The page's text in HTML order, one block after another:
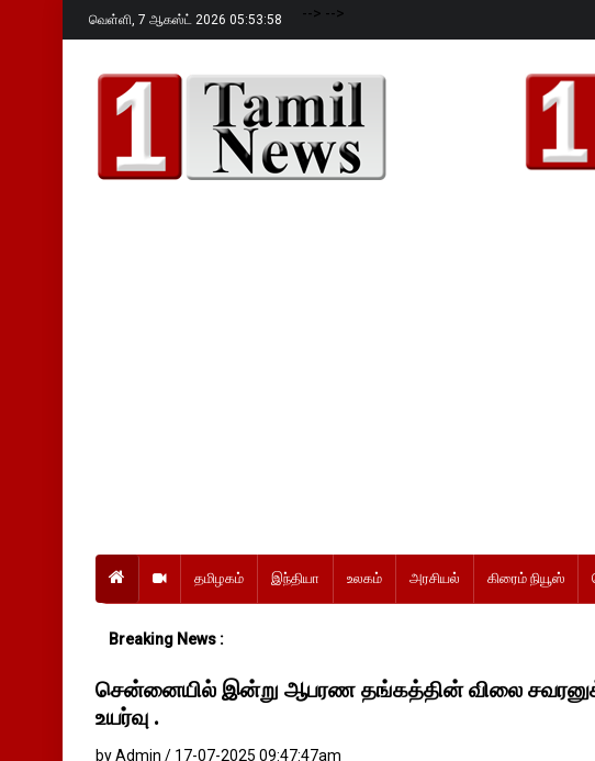
வெள்ளி, 7 ஆகஸ்ட் 2026 05:53:59 --> -->
தமிழகம் இந்தியா உலகம் அரசியல் கிரைம் நியூஸ்
Breaking News :
சென்னையில் இன்று ஆபரண தங்கத்தின் விலை
உயர்வு .
by Admin / 17-07-2025 09:47:47am